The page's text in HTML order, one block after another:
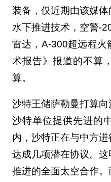
装备，仅近期由该媒体
水下推进技术，空警-
雷达，A-300超远程火
术报告》报道的不算
算。
沙特王储萨勒曼打算
沙特单位提供先进的
内，沙特正在与中方
达成几项潜在协议。
推进的全面太空合作